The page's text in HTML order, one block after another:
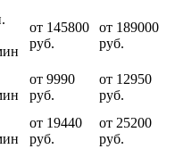
от 145800
руб.
от 189000
руб.
от 9990
руб.
от 12950
руб.
от 19440
руб.
от 25200
руб.